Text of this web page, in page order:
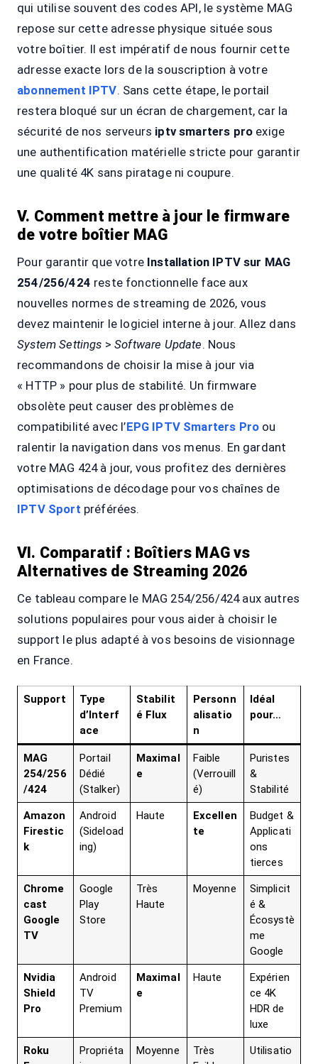
qui utilise souvent des codes API, le système MAG
repose sur cette adresse physique située sous
votre boîtier. Il est impératif de nous fournir cette
adresse exacte lors de la souscription à votre
abonnement IPTV. Sans cette étape, le portail
restera bloqué sur un écran de chargement, car la
sécurité de nos serveurs iptv smarters pro exige
une authentification matérielle stricte pour garantir
une qualité 4K sans piratage ni coupure.
V. Comment mettre à jour le firmware
de votre boîtier MAG
Pour garantir que votre Installation IPTV sur MAG
254/256/424 reste fonctionnelle face aux
nouvelles normes de streaming de 2026, vous
devez maintenir le logiciel interne à jour. Allez dans
System Settings >Software Update. Nous
recommandons de choisir la mise à jour via
« HTTP » pour plus de stabilité. Un firmware
obsolète peut causer des problèmes de
compatibilité avec l’EPG IPTV Smarters Pro ou
ralentir la navigation dans vos menus. En gardant
votre MAG 424 à jour, vous profitez des dernières
optimisations de décodage pour vos chaînes de
IPTV Sport préférées.
VI. Comparatif : Boîtiers MAG vs
Alternatives de Streaming 2026
Ce tableau compare le MAG 254/256/424 aux autres
solutions populaires pour vous aider à choisir le
support le plus adapté à vos besoins de visionnage
en France.
Support
Type
d’Interf
ace
Stabilit
é Flux
Personn
alisatio
n
Idéal
pour…
MAG
254/256
/424
Portail
Dédié
(Stalker)
Maximal
e
Faible
(Verrouill
é)
Puristes
&
Stabilité
Amazon
Firestic
k
Android
(Sideload
ing)
Haute
Excellen
te
Budget &
Applicati
ons
tierces
Chrome
cast
Google
TV
Google
Play
Store
Très
Haute
Moyenne
Simplicit
é &
Écosystè
me
Google
Nvidia
Shield
Pro
Android
TV
Premium
Maximal
e
Haute
Expérien
ce 4K
HDR de
luxe
Roku
Propriéta
Moyenne
Très
Utilisatio